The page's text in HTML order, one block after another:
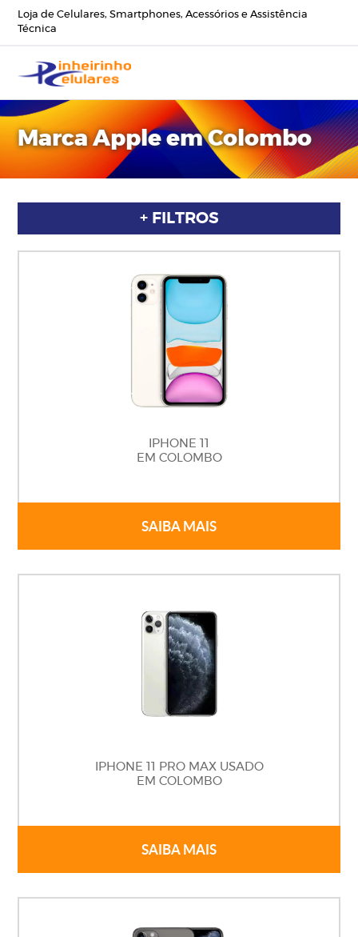
Loja de Celulares, Smartphones, Acessórios e Assistência
Técnica
Marca Apple em Colombo
+ FILTROS
IPHONE 11
EM COLOMBO
SAIBA MAIS
IPHONE 11 PRO MAX USADO
EM COLOMBO
SAIBA MAIS